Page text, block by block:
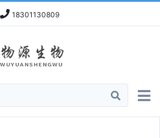
18301130809